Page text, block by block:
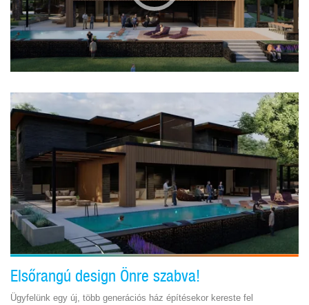
Elsőrangú design Önre szabva!
Ügyfelünk egy új, több generációs ház építésekor kereste fel